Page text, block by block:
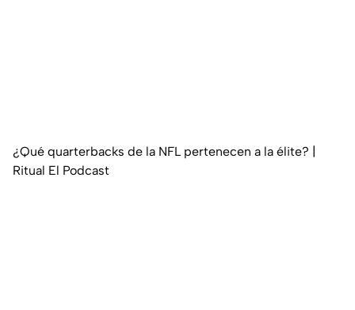
¿Qué quarterbacks de la NFL pertenecen a la élite? |
Ritual El Podcast